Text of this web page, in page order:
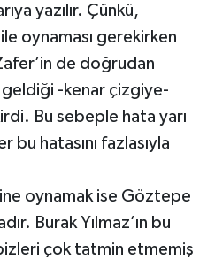
yazılır. Çünkü,
oynaması gerekirken
de doğrudan
-kenar çizgiye-
Bu sebeple hata yarı
bu hatasını fazlasıyla
oynamak ise Göztepe
Burak Yılmaz’ın bu
çok tatmin etmemiş